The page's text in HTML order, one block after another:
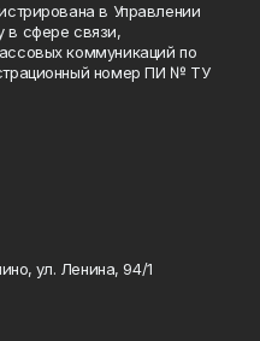
в Управлении
в сфере связи,
коммуникаций по
номер ПИ № ТУ
ул. Ленина, 94/1